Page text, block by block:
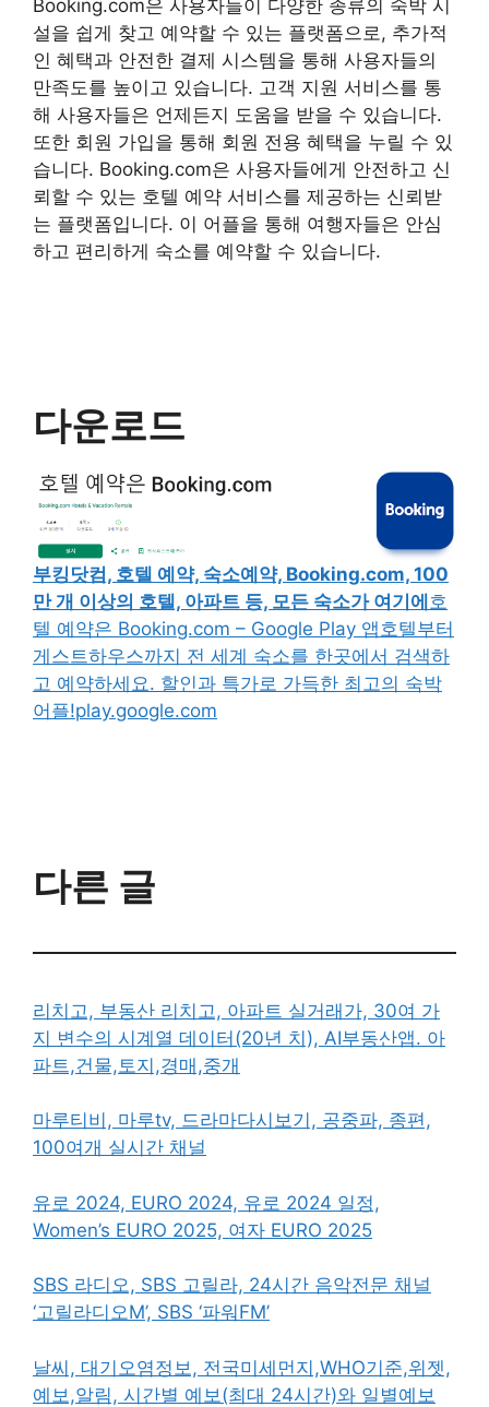
Booking.com은 사용자들이 다양한 종류의 숙박 시
설을 쉽게 찾고 예약할 수 있는 플랫폼으로, 추가적
인 혜택과 안전한 결제 시스템을 통해 사용자들의
만족도를 높이고 있습니다. 고객 지원 서비스를 통
해 사용자들은 언제든지 도움을 받을 수 있습니다.
또한 회원 가입을 통해 회원 전용 혜택을 누릴 수 있
습니다. Booking.com은 사용자들에게 안전하고 신
뢰할 수 있는 호텔 예약 서비스를 제공하는 신뢰받
는 플랫폼입니다. 이 어플을 통해 여행자들은 안심
하고 편리하게 숙소를 예약할 수 있습니다.
다운로드
부킹닷컴, 호텔 예약, 숙소예약, Booking.com, 100
만 개 이상의 호텔, 아파트 등, 모든 숙소가 여기에 호
텔 예약은 Booking.com – Google Play 앱호텔부터
게스트하우스까지 전 세계 숙소를 한곳에서 검색하
고 예약하세요. 할인과 특가로 가득한 최고의 숙박
어플!play.google.com
다른 글
리치고, 부동산 리치고, 아파트 실거래가, 30여 가
지 변수의 시계열 데이터(20년 치), AI부동산앱. 아
파트,건물,토지,경매,중개
마루티비, 마루tv, 드라마다시보기, 공중파, 종편,
100여개 실시간 채널
유로 2024, EURO 2024, 유로 2024 일정,
Women’s EURO 2025, 여자 EURO 2025
SBS 라디오, SBS 고릴라, 24시간 음악전문 채널
‘고릴라디오M’, SBS ‘파워FM’
날씨, 대기오염정보, 전국미세먼지,WHO기준,위젯,
예보,알림, 시간별 예보(최대 24시간)와 일별예보